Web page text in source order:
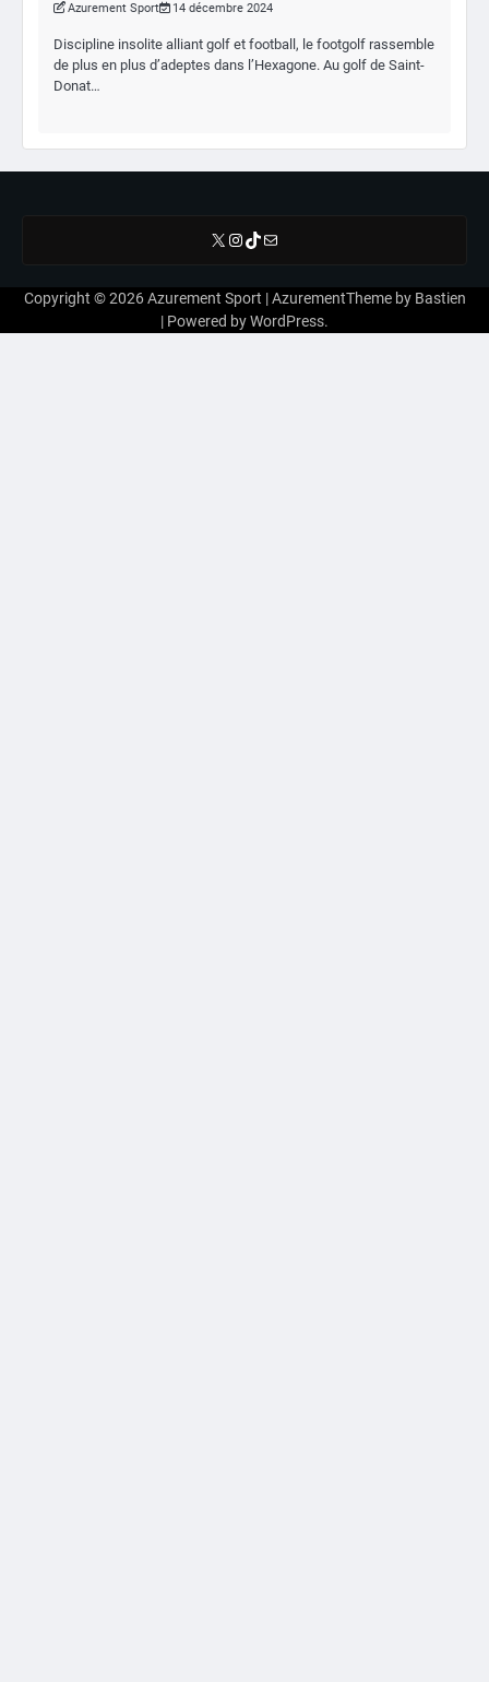
Azurement Sport 14 décembre 2024
Discipline insolite alliant golf et football, le footgolf rassemble
de plus en plus d’adeptes dans l’Hexagone. Au golf de Saint-
Donat…
X Instagram
TikTok
E-mail
Copyright © 2026Azurement Sport | AzurementTheme by Bastien
| Powered byWordPress.